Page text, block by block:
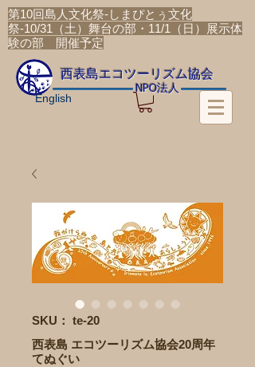
第10回島人文化祭-しまぴとぅ文化
祭-10/31（土）舞台の部・11/1（日）展示体
験の部 開催予定
​西表島エコツーリズム協会
NPO法人
English
SKU： te-20
西表島 エコツーリズム協会20周年
てぬぐい